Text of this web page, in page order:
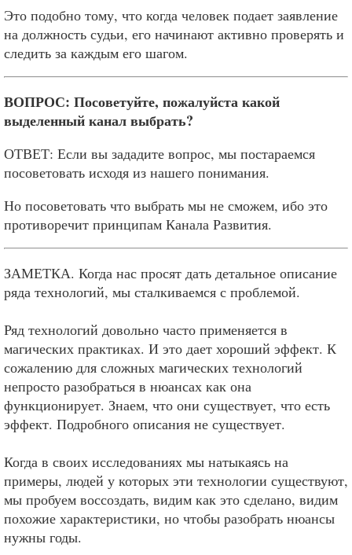
Это подобно тому, что когда человек подает заявление
на должность судьи, его начинают активно проверять и
следить за каждым его шагом.
ВОПРОС: Посоветуйте, пожалуйста какой
выделенный канал выбрать?
ОТВЕТ: Если вы зададите вопрос, мы постараемся
посоветовать исходя из нашего понимания.
Но посоветовать что выбрать мы не сможем, ибо это
противоречит принципам Канала Развития.
ЗАМЕТКА. Когда нас просят дать детальное описание
ряда технологий, мы сталкиваемся с проблемой.
Ряд технологий довольно часто применяется в
магических практиках. И это дает хороший эффект. К
сожалению для сложных магических технологий
непросто разобраться в нюансах как она
функционирует. Знаем, что они существует, что есть
эффект. Подробного описания не существует.
Когда в своих исследованиях мы натыкаясь на
примеры, людей у которых эти технологии существуют,
мы пробуем воссоздать, видим как это сделано, видим
похожие характеристики, но чтобы разобрать нюансы
нужны годы.